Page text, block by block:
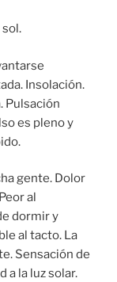
sol.
Insolación.
Pulsación
es pleno y
gente. Dolor
al
dormir y
al tacto. La
Sensación de
a la luz solar.